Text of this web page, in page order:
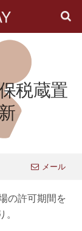
税蔵置
メール
の許可期間を